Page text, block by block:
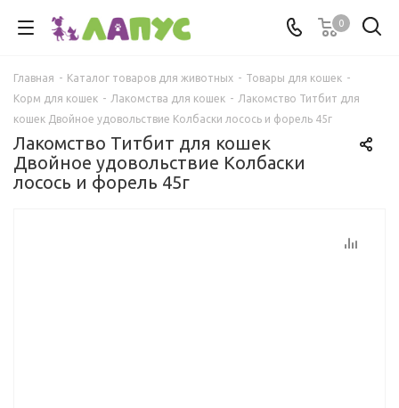
0
Главная - Каталог товаров для животных - Товары для кошек -
Корм для кошек - Лакомства для кошек - Лакомство Титбит для
кошек Двойное удовольствие Колбаски лосось и форель 45г
Лакомство Титбит для кошек
Двойное удовольствие Колбаски
лосось и форель 45г